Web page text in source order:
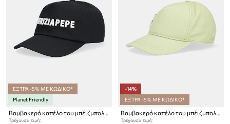
ΕΞΤΡΑ -5% ΜΕ ΚΩΔΙΚΟ*
Planet Friendly
Βαμβακερό καπέλο του μπέιζμπολ Patrizia Pepe
Τρέχουσα τιμή:
-14%
ΕΞΤΡΑ -5% ΜΕ ΚΩΔΙΚΟ*
Βαμβακερό καπέλο του μπέιζμπολ Patrizia Pepe
Τρέχουσα τιμή: